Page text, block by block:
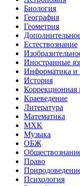
Биология
География
Геометрия
Естествознание
Иностранные
Информатика
История
Коррекционная
Краеведение
Литература
Математика
МХК
Музыка
ОБЖ
Право
Психология